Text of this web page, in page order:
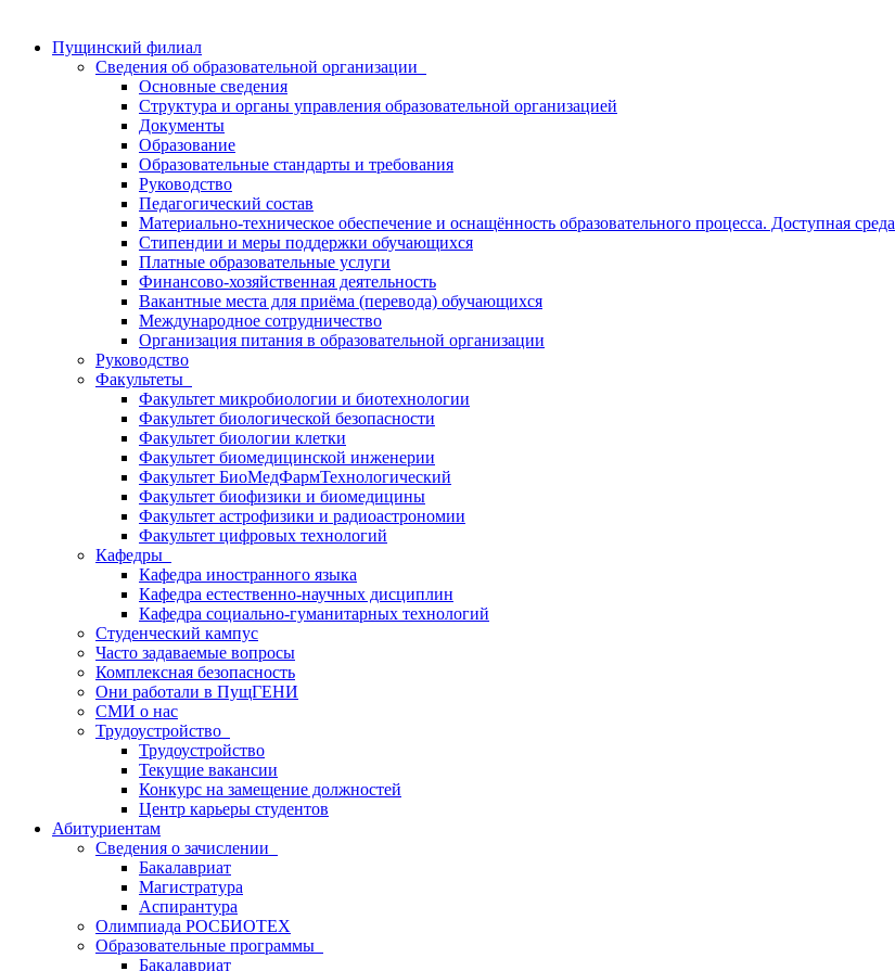
Пущинский филиал
Сведения об образовательной организации
Основные сведения
Структура и органы управления образовательной организацией
Документы
Образование
Образовательные стандарты и требования
Руководство
Педагогический состав
Материально-техническое обеспечение и оснащённость образовательного процесса. Доступная среда
Стипендии и меры поддержки обучающихся
Платные образовательные услуги
Финансово-хозяйственная деятельность
Вакантные места для приёма (перевода) обучающихся
Международное сотрудничество
Организация питания в образовательной организации
Руководство
Факультеты
Факультет микробиологии и биотехнологии
Факультет биологической безопасности
Факультет биологии клетки
Факультет биомедицинской инженерии
Факультет БиоМедФармТехнологический
Факультет биофизики и биомедицины
Факультет астрофизики и радиоастрономии
Факультет цифровых технологий
Кафедры
Кафедра иностранного языка
Кафедра естественно-научных дисциплин
Кафедра социально-гуманитарных технологий
Студенческий кампус
Часто задаваемые вопросы
Комплексная безопасность
Они работали в ПущГЕНИ
СМИ о нас
Трудоустройство
Трудоустройство
Текущие вакансии
Конкурс на замещение должностей
Центр карьеры студентов
Абитуриентам
Сведения о зачислении
Бакалавриат
Магистратура
Аспирантура
Олимпиада РОСБИОТЕХ
Образовательные программы
Бакалавриат